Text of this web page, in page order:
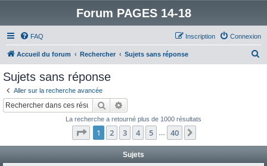
Forum PAGES 14-18
FAQ Connexion
Inscription
Accueil du forum Rechercher Sujets sans réponse
Sujets sans réponse
Aller sur la recherche avancée
Rechercher
La recherche a retourné plus de 1000 résultats
Page 1sur40
1 2 3 4 5 40
Sujets